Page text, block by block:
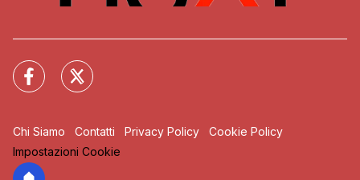
Chi Siamo Contatti Privacy Policy
Cookie Policy
Impostazioni Cookie